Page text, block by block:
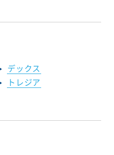
デックス
トレジア